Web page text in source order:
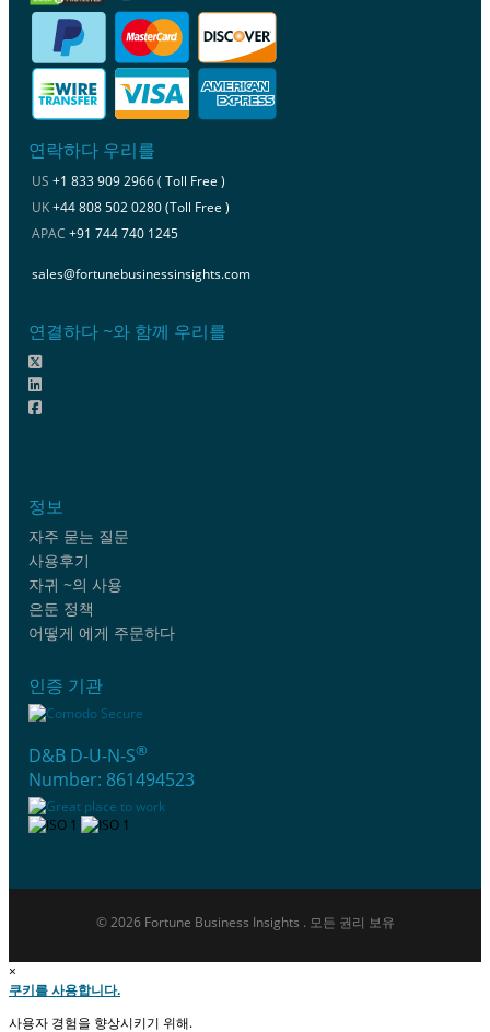
연락하다 우리를
US +1 833 909 2966 ( Toll Free )
UK+44 808 502 0280 (Toll Free )
APAC +91 744 740 1245
sales@fortunebusinessinsights.com
연결하다 ~와 함께 우리를
정보
자주 묻는 질문
사용후기
자귀 ~의 사용
은둔 정책
어떻게 에게 주문하다
인증 기관
D&B D-U-N-S®
Number: 861494523
© 2026 Fortune Business Insights . 모든 권리 보유
×
쿠키를 사용합니다.
사용자 경험을 향상시키기 위해.